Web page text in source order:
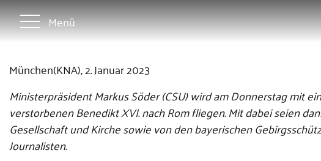
Menü
München(KNA), 2. Januar 2023
Ministerpräsident Markus Söder (CSU) wird am Donnerstag mit
verstorbenen Benedikt XVI. nach Rom fliegen. Mit dabei seien
Gesellschaft und Kirche sowie von den bayerischen
Journalisten.